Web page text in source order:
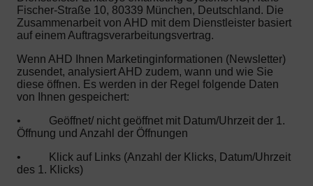
Fischer-Straße 10, 80339 München, Deutschland. Die
Zusammenarbeit von AHD mit dem Dienstleister basiert
auf einem Auftragsverarbeitungsvertrag.
Wenn AHD Ihnen Marketinginformationen (Newsletter)
zusendet, analysiert AHD zudem, wann und wie Sie
diese öffnen. Es werden in der Regel folgende Daten
von Ihnen gespeichert:
•
Geöffnet/ nicht geöffnet mit Datum/Uhrzeit der 1.
Öffnung und Anzahl der Öffnungen
•
Klick auf Links (Anzahl der Klicks, Datum/Uhrzeit
des 1. Klicks)